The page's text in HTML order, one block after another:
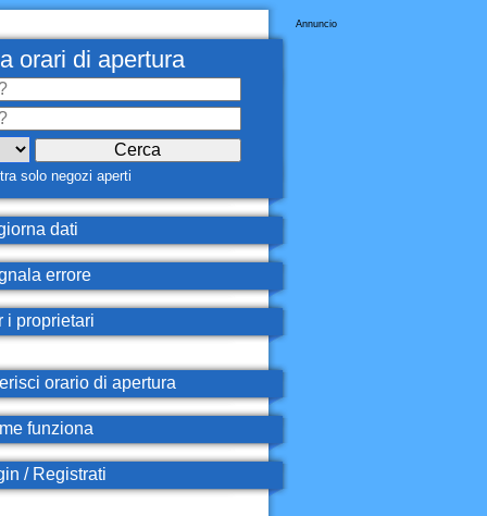
Annuncio
orari di apertura
solo negozi aperti
dati
errore
i proprietari
orario di apertura
funziona
/ Registrati